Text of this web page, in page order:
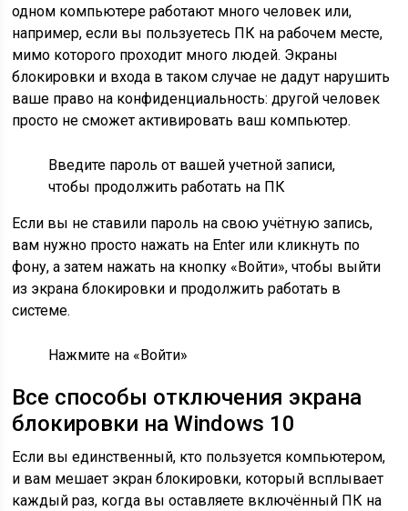
одном компьютере работают много человек или,
например, если вы пользуетесь ПК на рабочем месте,
мимо которого проходит много людей. Экраны
блокировки и входа в таком случае не дадут нарушить
ваше право на конфиденциальность: другой человек
просто не сможет активировать ваш компьютер.
Введите пароль от вашей учетной записи,
чтобы продолжить работать на ПК
Если вы не ставили пароль на свою учётную запись,
вам нужно просто нажать на Enter или кликнуть по
фону, а затем нажать на кнопку «Войти», чтобы выйти
из экрана блокировки и продолжить работать в
системе.
Нажмите на «Войти»
Все способы отключения экрана
блокировки на Windows 10
Если вы единственный, кто пользуется компьютером,
и вам мешает экран блокировки, который всплывает
каждый раз, когда вы оставляете включённый ПК на